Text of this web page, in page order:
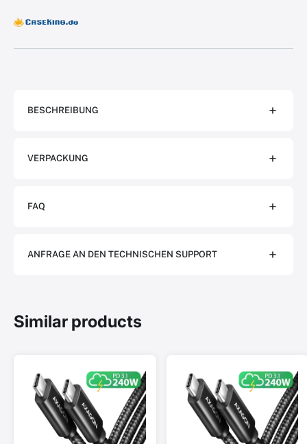
BESCHREIBUNG
VERPACKUNG
FAQ
ANFRAGE AN DEN TECHNISCHEN SUPPORT
Similar products